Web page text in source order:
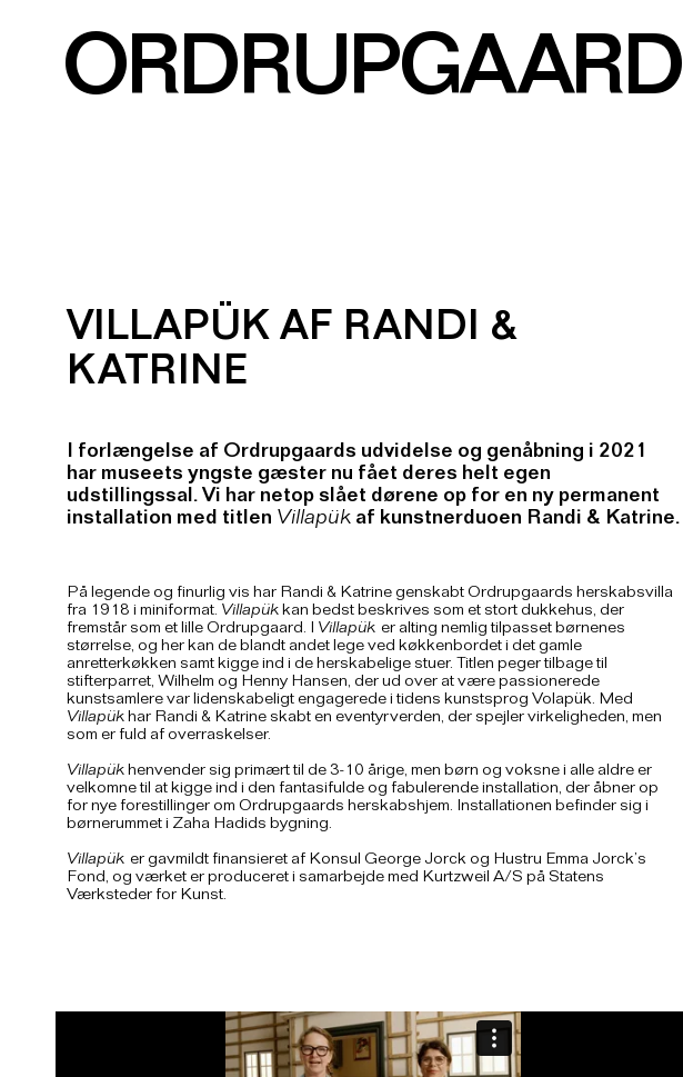
ORDRUPGAARD
VILLAPÜK AF RANDI &
KATRINE
I forlængelse af Ordrupgaards udvidelse og genåbning i 2021
har museets yngste gæster nu fået deres helt egen
udstillingssal. Vi har netop slået dørene op for en ny permanent
installation med titlen Villapük af kunstnerduoen Randi & Katrine.
På legende og finurlig vis har Randi & Katrine genskabt Ordrupgaards herskabsvilla
fra 1918 i miniformat. Villapükkan bedst beskrives som et stort dukkehus, der
fremstår som et lille Ordrupgaard. I Villapük er alting nemlig tilpasset børnenes
størrelse, og her kan de blandt andet lege ved køkkenbordet i det gamle
anretterkøkken samt kigge ind i de herskabelige stuer. Titlen peger tilbage til
stifterparret, Wilhelm og Henny Hansen, der ud over at være passionerede
kunstsamlere var lidenskabeligt engagerede i tidens kunstsprog Volapük. Med
Villapükhar Randi & Katrine skabt en eventyrverden, der spejler virkeligheden, men
som er fuld af overraskelser.
Villapükhenvender sig primært til de 3-10 årige, men børn og voksne i alle aldre er
velkomne til at kigge ind i den fantasifulde og fabulerende installation, der åbner op
for nye forestillinger om Ordrupgaards herskabshjem. Installationen befinder sig i
børnerummet i Zaha Hadids bygning.
Villapük er gavmildt finansieret af Konsul George Jorck og Hustru Emma Jorck’s
Fond, og værket er produceret i samarbejde med Kurtzweil A/S på Statens
Værksteder for Kunst.